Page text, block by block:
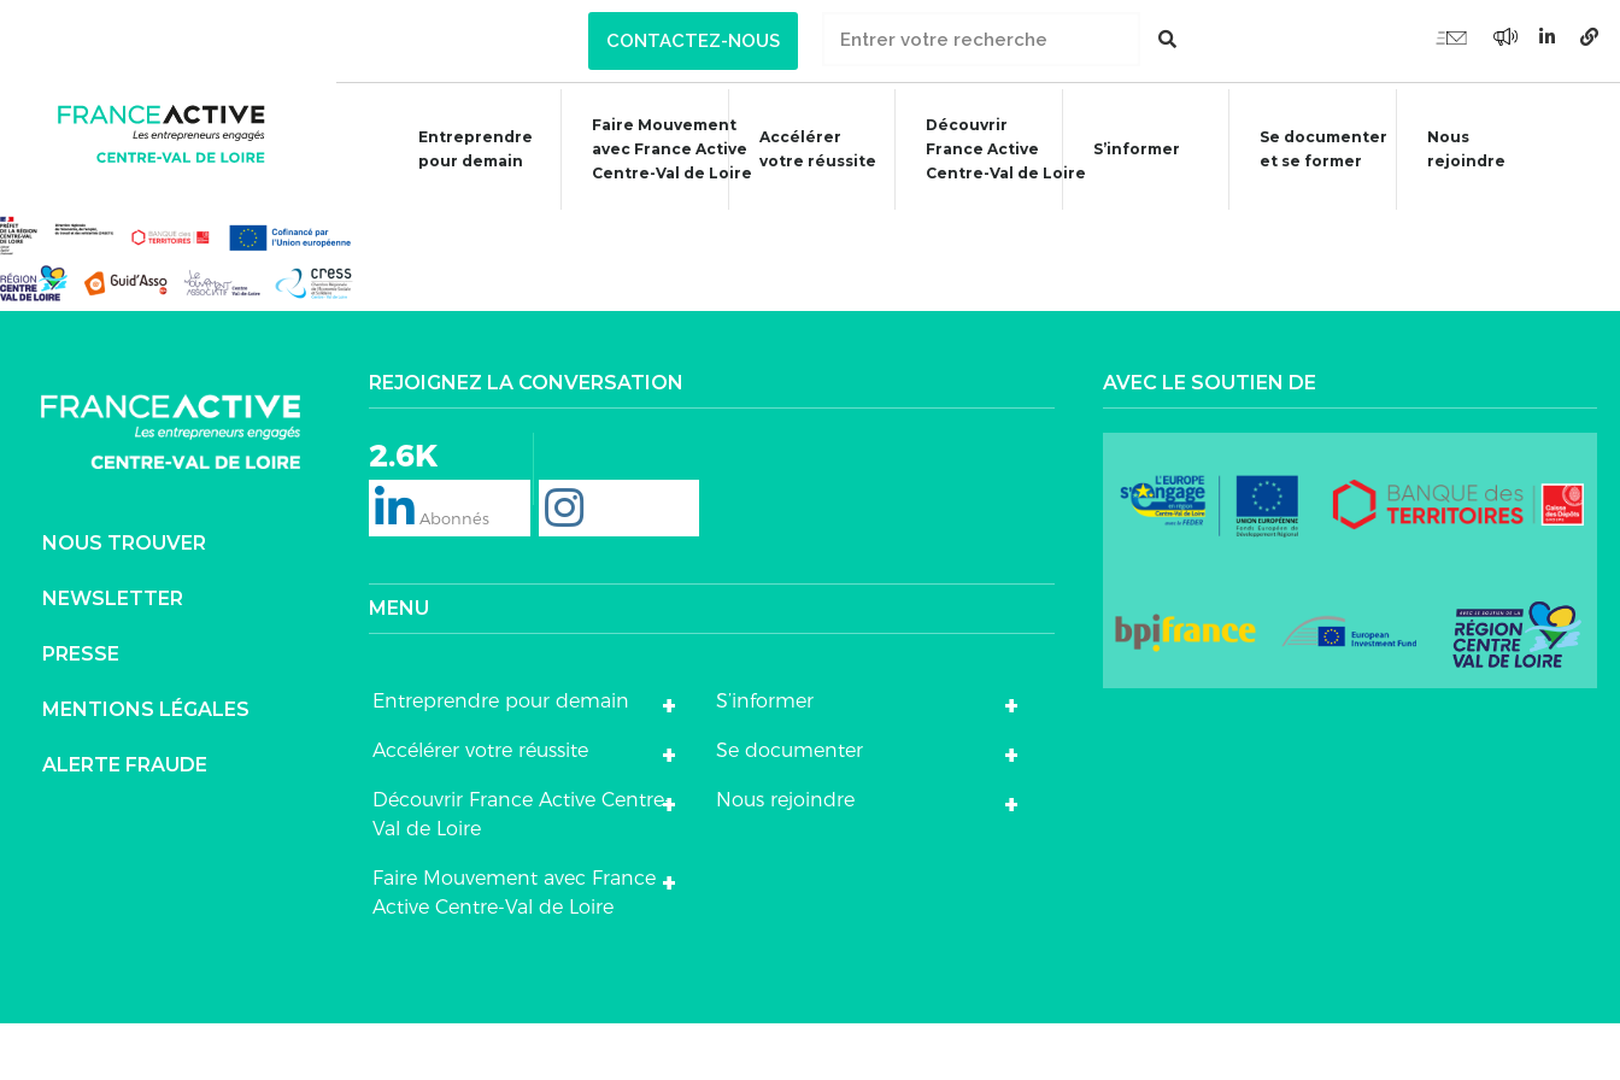
CONTACTEZ-NOUS
Entreprendre
pour demain
Faire Mouvement
avec France Active
Centre-Val de Loire
Accélérer
votre réussite
Découvrir
France Active
Centre-Val de Loire
S’informer
Se documenter
et se former
Nous
rejoindre
NOUS TROUVER
NEWSLETTER
PRESSE
MENTIONS LÉGALES
ALERTE FRAUDE
REJOIGNEZ LA CONVERSATION
2.6K
MENU
+
Entreprendre pour demain
+
Accélérer votre réussite
+
Découvrir France Active Centre-
Val de Loire
+
Faire Mouvement avec France
Active Centre-Val de Loire
+
S’informer
+
Se documenter
+
Nous rejoindre
AVEC LE SOUTIEN DE